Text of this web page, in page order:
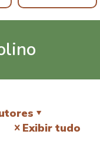
Exibir tudo